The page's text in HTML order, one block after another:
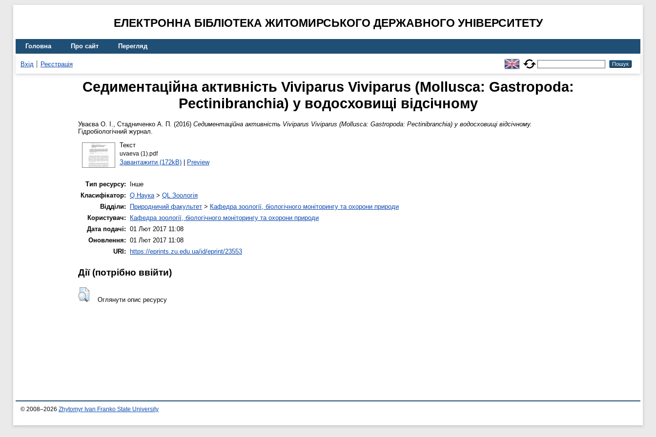
ЕЛЕКТРОННА БІБЛІОТЕКА ЖИТОМИРСЬКОГО ДЕРЖАВНОГО УНІВЕРСИТЕТУ
Головна Про сайт Перегляд
Вхід Реєстрація
Седиментаційна активність Viviparus Viviparus (Mollusca: Gastropoda:
Pectinibranchia) у водосховищі відсічному
Уваєва О. І., Стадниченко А. П. (2016) Седиментаційна активність Viviparus Viviparus (Mollusca: Gastropoda: Pectinibranchia) у водосховищі відсічному.
Гідробіологічний журнал.
Текст
uvaeva (1).pdf
Завантажити (172kB)| Preview
Тип ресурсу:
Інше
Класифікатор: Q Наука> QL Зоологія
Відділи:
Природничий факультет > Кафедра зоології, біологічного моніторингу та охорони природи
Користувач:
Кафедра зоології, біологічного моніторингу та охорони природи
Дата подачі: 01 Лют 2017 11:08
Оновлення: 01 Лют 2017 11:08
URI:
https://eprints.zu.edu.ua/id/eprint/23553
Дії ​​(потрібно ввійти)
Оглянути опис ресурсу
© 2008–2026 Zhytomyr Ivan Franko State University